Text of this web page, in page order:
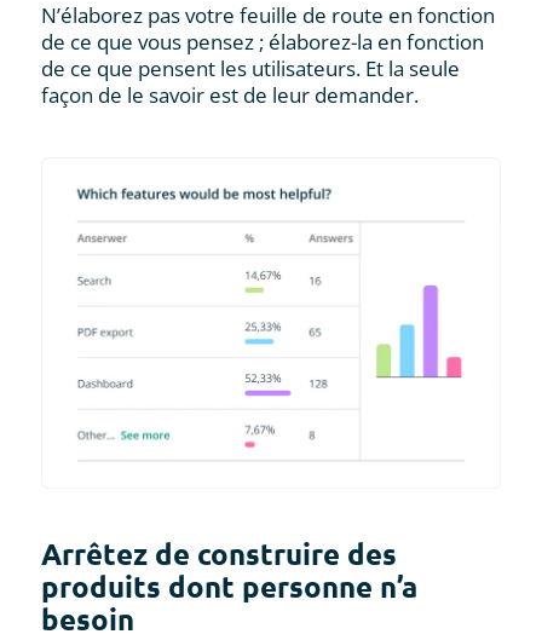
N’élaborez pas votre feuille de route en fonction
de ce que vous pensez ; élaborez-la en fonction
de ce que pensent les utilisateurs. Et la seule
façon de le savoir est de leur demander.
Arrêtez de construire des
produits dont personne n’a
besoin